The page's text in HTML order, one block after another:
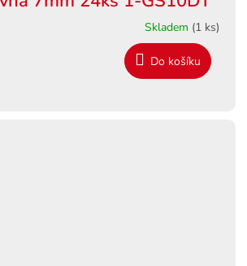
Skladem (1 ks)
Do košíku